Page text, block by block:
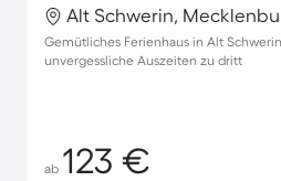
Gemütliches Ferienhaus in Alt
unvergessliche Auszeiten zu dritt
ab 123 €